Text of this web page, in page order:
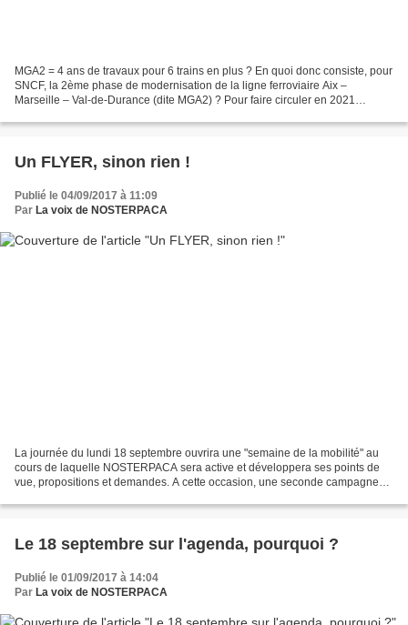
MGA2 = 4 ans de travaux pour 6 trains en plus ? En quoi donc consiste, pour
SNCF, la 2ème phase de modernisation de la ligne ferroviaire Aix –
Marseille – Val-de-Durance (dite MGA2) ? Pour faire circuler en 2021
Un FLYER, sinon rien !
Publié le 04/09/2017 à 11:09
Par La voix de NOSTERPACA
La journée du lundi 18 septembre ouvrira une "semaine de la mobilité" au
cours de laquelle NOSTERPACA sera active et développera ses points de
vue, propositions et demandes. A cette occasion, une seconde campagne
Le 18 septembre sur l'agenda, pourquoi ?
Publié le 01/09/2017 à 14:04
Par La voix de NOSTERPACA